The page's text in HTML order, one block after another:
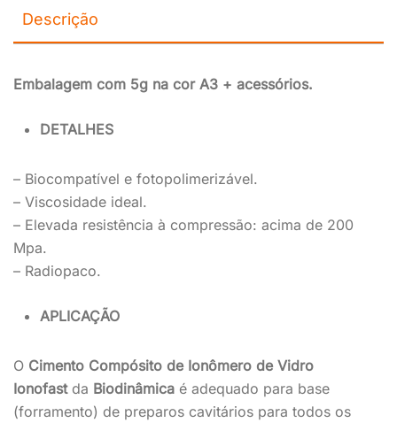
Descrição
Embalagem com 5g na cor A3 + acessórios.
DETALHES
– Biocompatível e fotopolimerizável.
– Viscosidade ideal.
– Elevada resistência à compressão: acima de 200
Mpa.
– Radiopaco.
APLICAÇÃO
O Cimento Compósito de Ionômero de Vidro
Ionofast da Biodinâmica é adequado para base
(forramento) de preparos cavitários para todos os